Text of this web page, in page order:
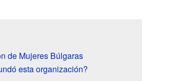
de Mujeres Búlgaras
esta organización?